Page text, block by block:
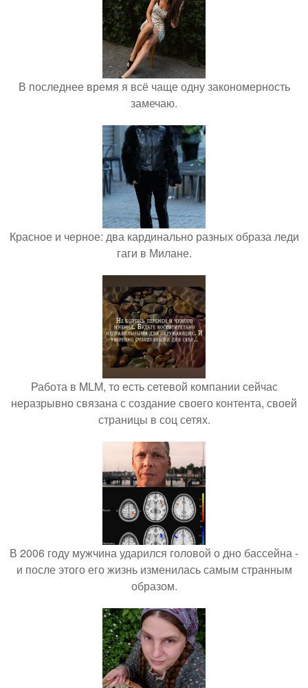
В последнее время я всё чаще одну закономерность
замечаю.
Красное и черное: два кардинально разных образа леди
гаги в Милане.
Работа в MLM, то есть сетевой компании сейчас
неразрывно связана с создание своего контента, своей
страницы в соц сетях.
В 2006 году мужчина ударился головой о дно бассейна -
и после этого его жизнь изменилась самым странным
образом.